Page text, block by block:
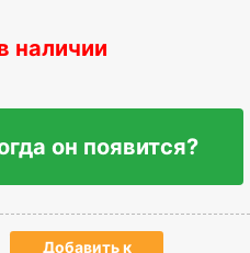
наличии
он появится?
Добавить к